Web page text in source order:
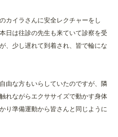
カイラさんに安全レクチャーをし
日は往診の先生も来ていて診察を受
、少し遅れて到着され、皆で輪にな
由な方もいらしていたのですが、隣
れながらエクササイズで動かす身体
り準備運動から皆さんと同じように